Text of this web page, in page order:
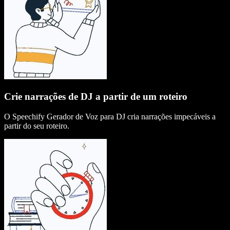
Crie narrações de DJ a partir de um roteiro
O Speechify Gerador de Voz para DJ cria narrações impecáveis a
partir do seu roteiro.